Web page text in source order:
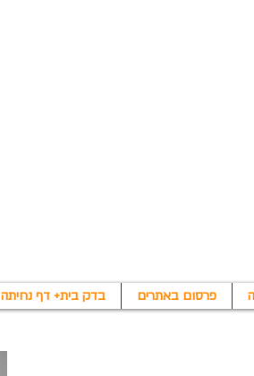
פרסום באתרים בדק בית+ דף נחיתה